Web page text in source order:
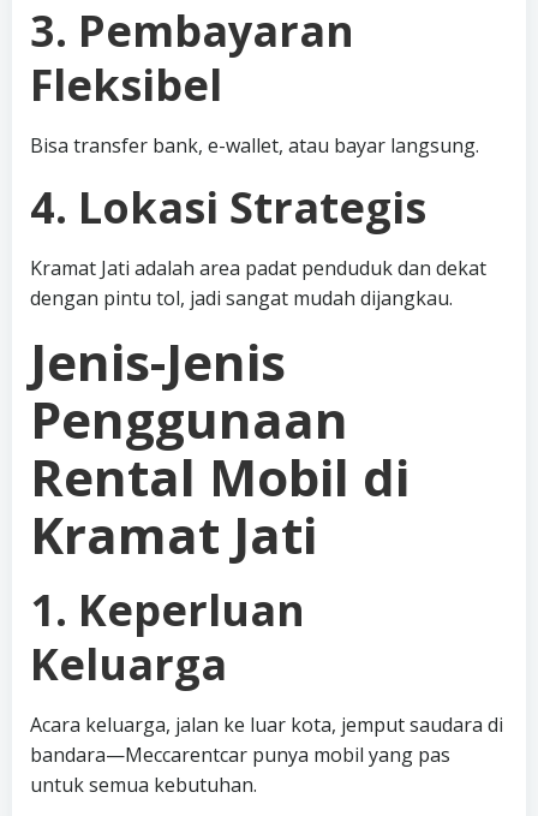
3. Pembayaran
Fleksibel
Bisa transfer bank, e-wallet, atau bayar langsung.
4. Lokasi Strategis
Kramat Jati adalah area padat penduduk dan dekat
dengan pintu tol, jadi sangat mudah dijangkau.
Jenis-Jenis
Penggunaan
Rental Mobil di
Kramat Jati
1. Keperluan
Keluarga
Acara keluarga, jalan ke luar kota, jemput saudara di
bandara—Meccarentcar punya mobil yang pas
untuk semua kebutuhan.